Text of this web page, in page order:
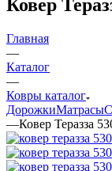
Ковер
Главная
—
Каталог
—
Ковры каталог
ДорожкиМатрасы
—Ковер Теразза